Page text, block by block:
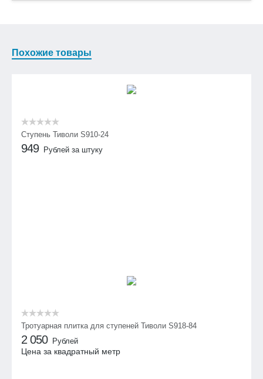
Похожие товары
Ступень Тиволи S910-24
949 Рублей за штуку
Тротуарная плитка для ступеней Тиволи S918-84
2 050 Рублей
Цена за квадратный метр